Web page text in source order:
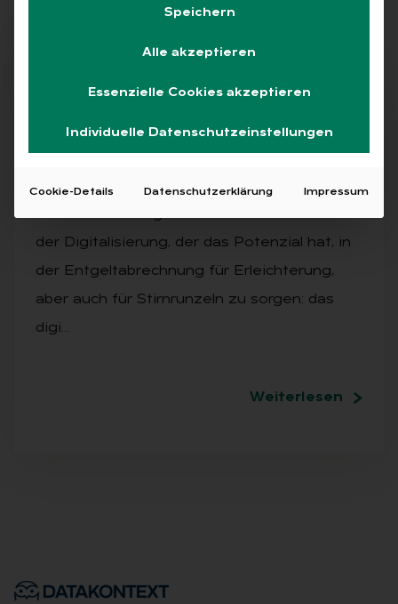
AUSGABE 4/2025
der Digitalisierung, der das Potenzial hat, in
der Entgeltabrechnung für Erleichterung,
aber auch für Stirnrunzeln zu sorgen: das
digi…
Weiterlesen
Speichern
Alle akzeptieren
Essenzielle Cookies akzeptieren
Individuelle Datenschutzeinstellungen
Cookie-Details Datenschutzerklärung Impressum